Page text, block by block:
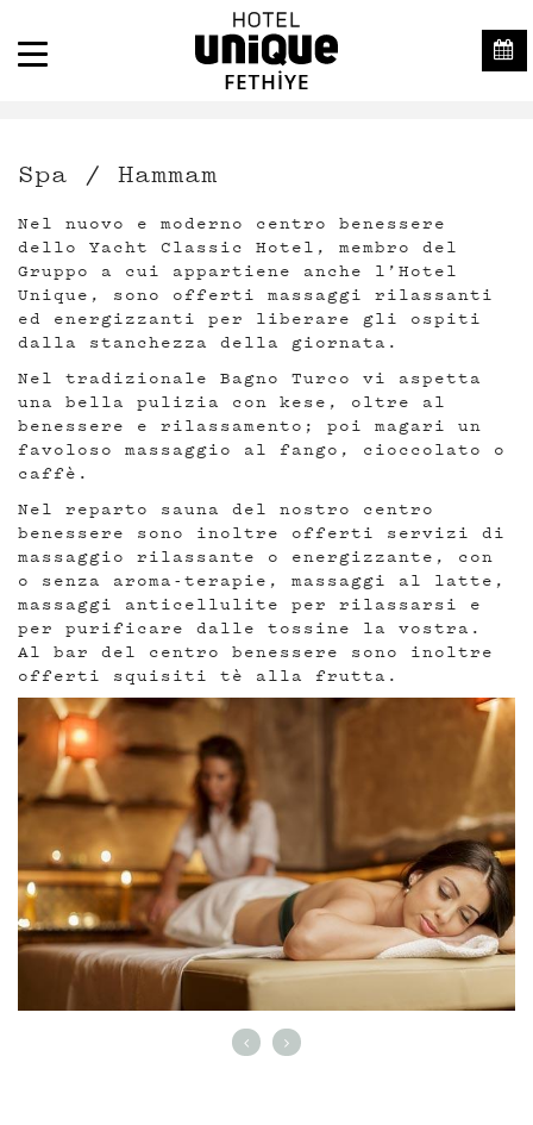
Spa / Hammam
Nel nuovo e moderno centro benessere
dello Yacht Classic Hotel, membro del
Gruppo a cui appartiene anche l’Hotel
Unique, sono offerti massaggi rilassanti
ed energizzanti per liberare gli ospiti
dalla stanchezza della giornata.
Nel tradizionale Bagno Turco vi aspetta
una bella pulizia con kese, oltre al
benessere e rilassamento; poi magari un
favoloso massaggio al fango, cioccolato o
caffè.
Nel reparto sauna del nostro centro
benessere sono inoltre offerti servizi di
massaggio rilassante o energizzante, con
o senza aroma-terapie, massaggi al latte,
massaggi anticellulite per rilassarsi e
per purificare dalle tossine la vostra.
Al bar del centro benessere sono inoltre
offerti squisiti tè alla frutta.